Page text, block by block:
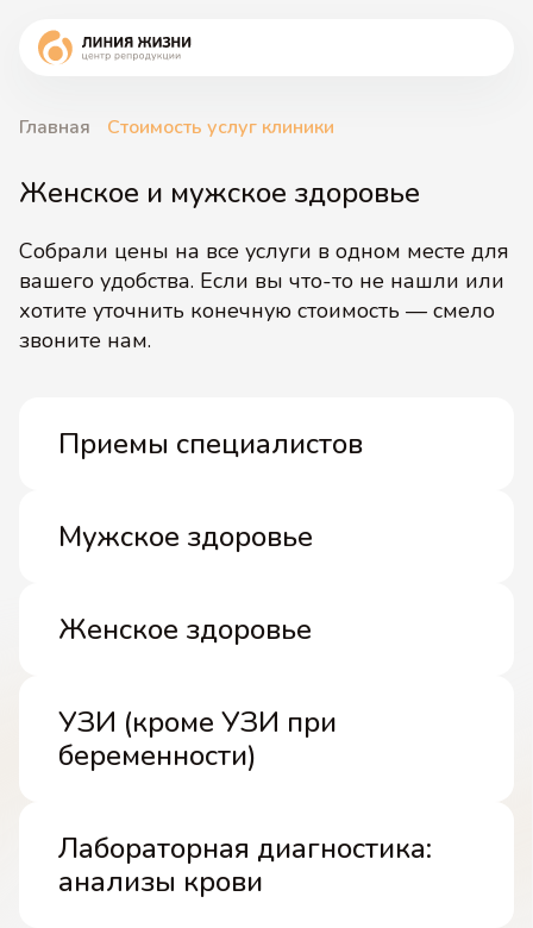
Главная Стоимость услуг клиники
Женское и мужское здоровье
Собрали цены на все услуги в одном месте для
вашего удобства. Если вы что-то не нашли или
хотите уточнить конечную стоимость — смело
звоните нам.
Приемы специалистов
Мужское здоровье
Женское здоровье
УЗИ (кроме УЗИ при
беременности)
Лабораторная диагностика:
анализы крови